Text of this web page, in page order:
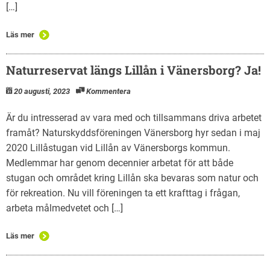
[…]
Läs mer
Naturreservat längs Lillån i Vänersborg? Ja!
20 augusti, 2023 Kommentera
Är du intresserad av vara med och tillsammans driva arbetet
framåt? Naturskyddsföreningen Vänersborg hyr sedan i maj
2020 Lillåstugan vid Lillån av Vänersborgs kommun.
Medlemmar har genom decennier arbetat för att både
stugan och området kring Lillån ska bevaras som natur och
för rekreation. Nu vill föreningen ta ett krafttag i frågan,
arbeta målmedvetet och […]
Läs mer